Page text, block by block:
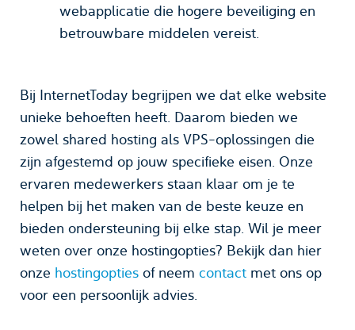
webapplicatie die hogere beveiliging en
betrouwbare middelen vereist.
Bij InternetToday begrijpen we dat elke website
unieke behoeften heeft. Daarom bieden we
zowel shared hosting als VPS-oplossingen die
zijn afgestemd op jouw specifieke eisen. Onze
ervaren medewerkers staan klaar om je te
helpen bij het maken van de beste keuze en
bieden ondersteuning bij elke stap. Wil je meer
weten over onze hostingopties? Bekijk dan hier
onze hostingopties of neem contact met ons op
voor een persoonlijk advies.